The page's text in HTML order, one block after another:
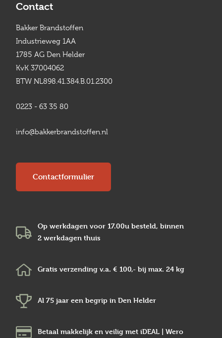
Contact
Bakker Brandstoffen
Industrieweg 1AA
1785 AG Den Helder
KvK 37004062
BTW NL898.41.384.B.01.2300
0223 - 63 35 80
info@bakkerbrandstoffen.nl
Contactformulier
Op werkdagen voor 17.00u besteld, binnen
2 werkdagen thuis
Gratis verzending v.a. € 100,- bij max. 24 kg
Al 75 jaar een begrip in Den Helder
Betaal makkelijk en veilig met iDEAL | Wero